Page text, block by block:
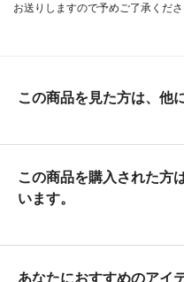
お送りしますので予めご了承くださ
この商品を見た方は、他
この商品を購入された方
います。
あなたにおすすめのアイ